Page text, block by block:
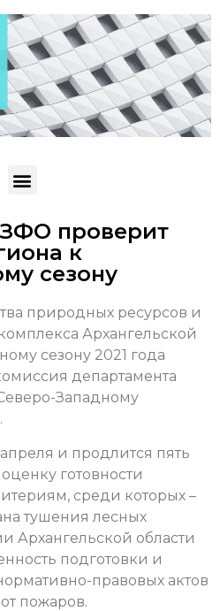
проверит
к
сезону
природных ресурсов и
Архангельской
сезону 2021 года
департамента
Западному
и продлится пять
готовности
среди которых –
тушения лесных
Архангельской области
подготовки и
правовых актов
пожаров.